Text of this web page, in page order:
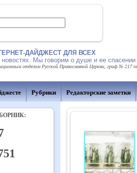
ДАЙДЖЕСТ ДЛЯ ВСЕХ
Мы говорим о душе и ее спасении
отделом Русской Православной Церкви, гриф № 217
Рубрики Редакторские заметки